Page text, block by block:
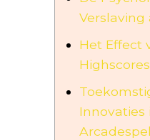
Verslaving
Het Effect
Highscores
Innovaties